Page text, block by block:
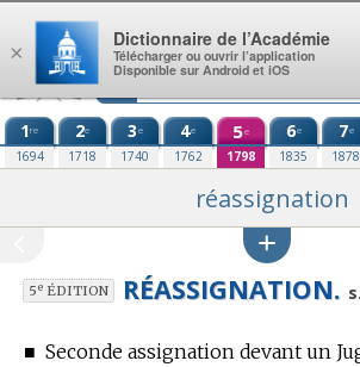
Aller au contenu
1re
1694
2e
1718
3e
1740
4e
1762
5e
1798
6e
1835
7e
1878
réassignation
5eÉDITION RÉASSIGNATION.
■ Seconde assignation devant un
×
Dictionnaire de l’Académie
Télécharger ou ouvrir l’application
Disponible sur Android et iOS